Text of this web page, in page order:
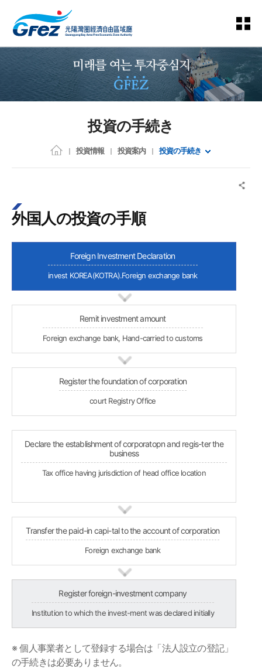
投資の手続き
投資情報 投資案内 投資の手続き
外国人の投資の手順
Foreign Investment Declaration
invest KOREA(KOTRA).Foreign exchange bank
Remit investment amount
Foreign exchange bank, Hand-carried to customs
Register the foundation of corporation
court Registry Office
Declare the establishment of corporatopn and regis-ter the
business
Tax office having jurisdiction of head office location
Transfer the paid-in capi-tal to the account of corporation
Foreign exchange bank
Register foreign-investment company
Institution to which the invest-ment was declared initially
※ 個人事業者として登録する場合は「法人設立の登記」
の手続きは必要ありません。